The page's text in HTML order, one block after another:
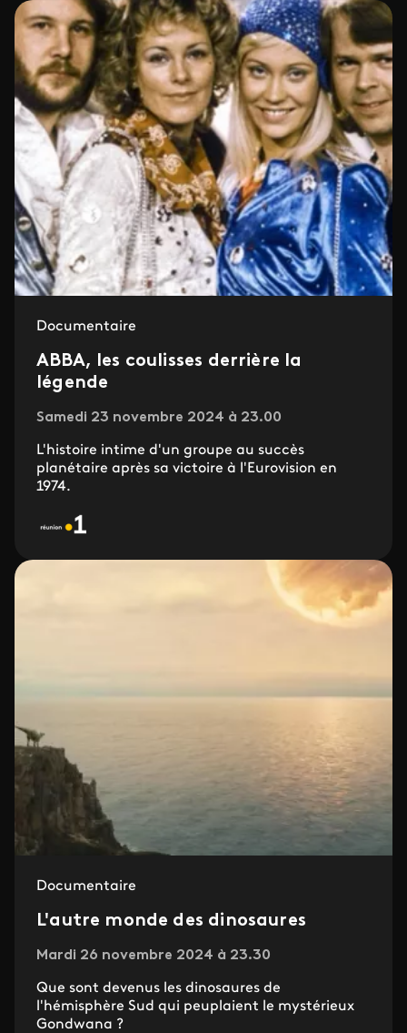
Documentaire
ABBA, les coulisses derrière la
légende
Samedi 23 novembre 2024 à 23.00
L'histoire intime d'un groupe au succès
planétaire après sa victoire à l'Eurovision en
1974.
Documentaire
L'autre monde des dinosaures
Mardi 26 novembre 2024 à 23.30
Que sont devenus les dinosaures de
l'hémisphère Sud qui peuplaient le mystérieux
Gondwana ?